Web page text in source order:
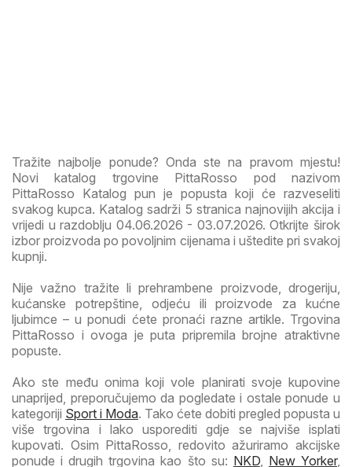
Tražite najbolje ponude? Onda ste na pravom mjestu!
Novi katalog trgovine PittaRosso pod nazivom
PittaRosso Katalog pun je popusta koji će razveseliti
svakog kupca. Katalog sadrži 5 stranica najnovijih akcija i
vrijedi u razdoblju 04.06.2026 - 03.07.2026. Otkrijte širok
izbor proizvoda po povoljnim cijenama i uštedite pri svakoj
kupnji.
Nije važno tražite li prehrambene proizvode, drogeriju,
kućanske potrepštine, odjeću ili proizvode za kućne
ljubimce – u ponudi ćete pronaći razne artikle. Trgovina
PittaRosso i ovoga je puta pripremila brojne atraktivne
popuste.
Ako ste među onima koji vole planirati svoje kupovine
unaprijed, preporučujemo da pogledate i ostale ponude u
kategoriji Sport i Moda. Tako ćete dobiti pregled popusta u
više trgovina i lako usporediti gdje se najviše isplati
kupovati. Osim PittaRosso, redovito ažuriramo akcijske
ponude i drugih trgovina kao što su: NKD, New Yorker,